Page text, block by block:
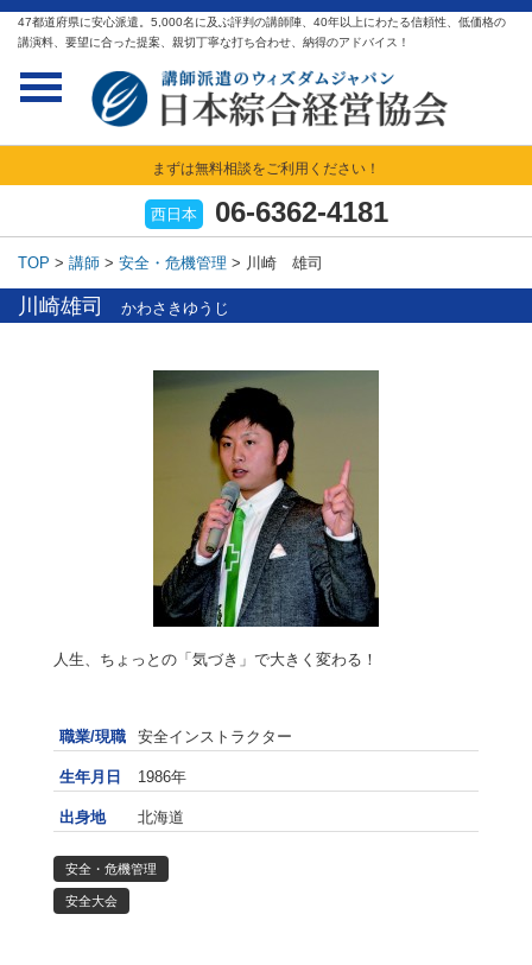
47都道府県に安心派遣。5,000名に及ぶ評判の講師陣、40年以上にわたる信頼性、低価格の
講演料、要望に合った提案、親切丁寧な打ち合わせ、納得のアドバイス！
まずは無料相談をご利用ください！
西日本 06-6362-4181
TOP > 講師 > 安全・危機管理 > 川崎 雄司
川崎雄司 かわさきゆうじ
人生、ちょっとの「気づき」で大きく変わる！
職業/現職 安全インストラクター
生年月日 1986年
出身地 北海道
安全・危機管理
安全大会